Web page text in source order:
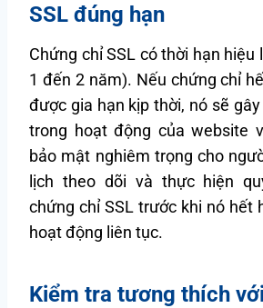
SSL đúng hạn
Chứng chỉ SSL có thời hạn
1 đến 2 năm). Nếu chứng chỉ
được gia hạn kịp thời, nó sẽ
trong hoạt động của website
bảo mật nghiêm trọng cho
lịch theo dõi và thực hiện
chứng chỉ SSL trước khi nó hết
hoạt động liên tục.
Kiểm tra tương thích